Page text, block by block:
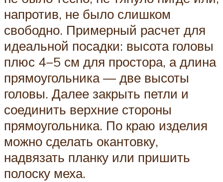
напротив, не было слишком
свободно. Примерный расчет для
идеальной посадки: высота головы
плюс 4−5 см для простора, а длина
прямоугольника — две высоты
головы. Далее закрыть петли и
соединить верхние стороны
прямоугольника. По краю изделия
можно сделать окантовку,
надвязать планку или пришить
полоску меха.